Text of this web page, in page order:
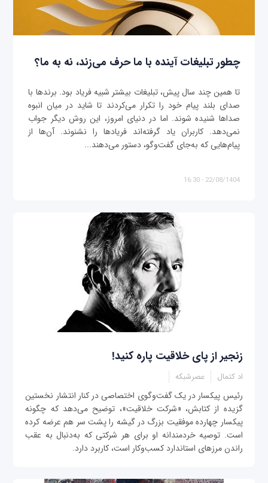
چطور تبلیغات آینده با ما حرف می‌زند، نه به ما؟
تا همین چند سال پیش، تبلیغات بیشتر شبیه فریاد بود. برندها با
صدای بلند پیام خود را تکرار می‌کردند تا شاید در میان انبوه
صداها شنیده شوند. اما در دنیای امروز، این روش دیگر جواب
نمی‌دهد. کاربران یاد گرفته‌اند فریادها را نشنوند. آن‌ها از
پیام‌هایی که به‌جای گفت‌وگو، دستور می‌دهند...
22/08/1404 - 16:30
زنجیر از پای خلاقیت پاره کنید!
اد کتمال عصرشبکه
رئیس پیکسار در یک گفت‌وگوی اختصاصی در کنار انتشار نخستین
گزیده از کتابش، «شرکت خلاقیت»، توضیح می‌دهد که چگونه
پیکسار چهارده موفقیت بزرگ در گیشه را پشت سر هم عرضه کرده
است. توصیه خردمندانه او برای هر شرکتی که به‌دنبال به عقب
راندن مرزهای استاندارد کسب‌وکار است، کاربرد دارد.